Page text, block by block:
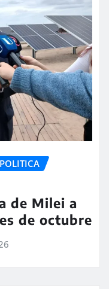
POLITICA
de Milei a
de octubre